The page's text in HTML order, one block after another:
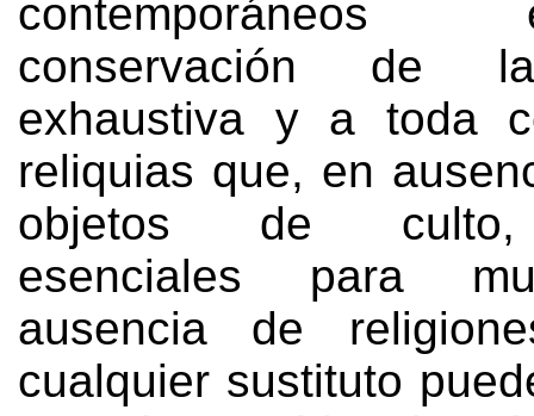
conservación de
exhaustiva y a toda
reliquias que, en
objetos de culto
esenciales para
ausencia de
cualquier sustituto